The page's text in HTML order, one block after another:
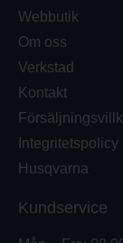
Webbutik
Om oss
Verkstad
Kontakt
Integritetspolicy
Husqvarna
Kundservice